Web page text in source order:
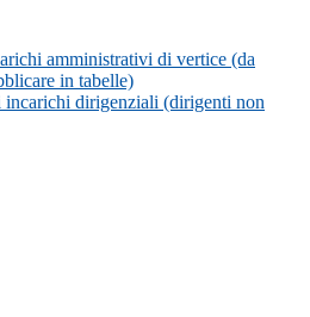
amministrativi di vertice (da
in tabelle)
dirigenziali (dirigenti non